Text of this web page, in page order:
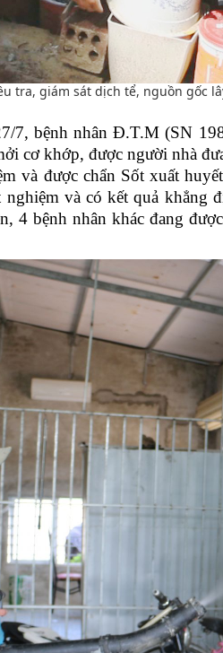
tra, giám sát dịch tể, nguồn gốc
7, bệnh nhân Đ.T.M (SN
cơ khớp, được người nhà
và được chẩn Sốt xuất
và có kết quả khẳng
4 bệnh nhân khác đang